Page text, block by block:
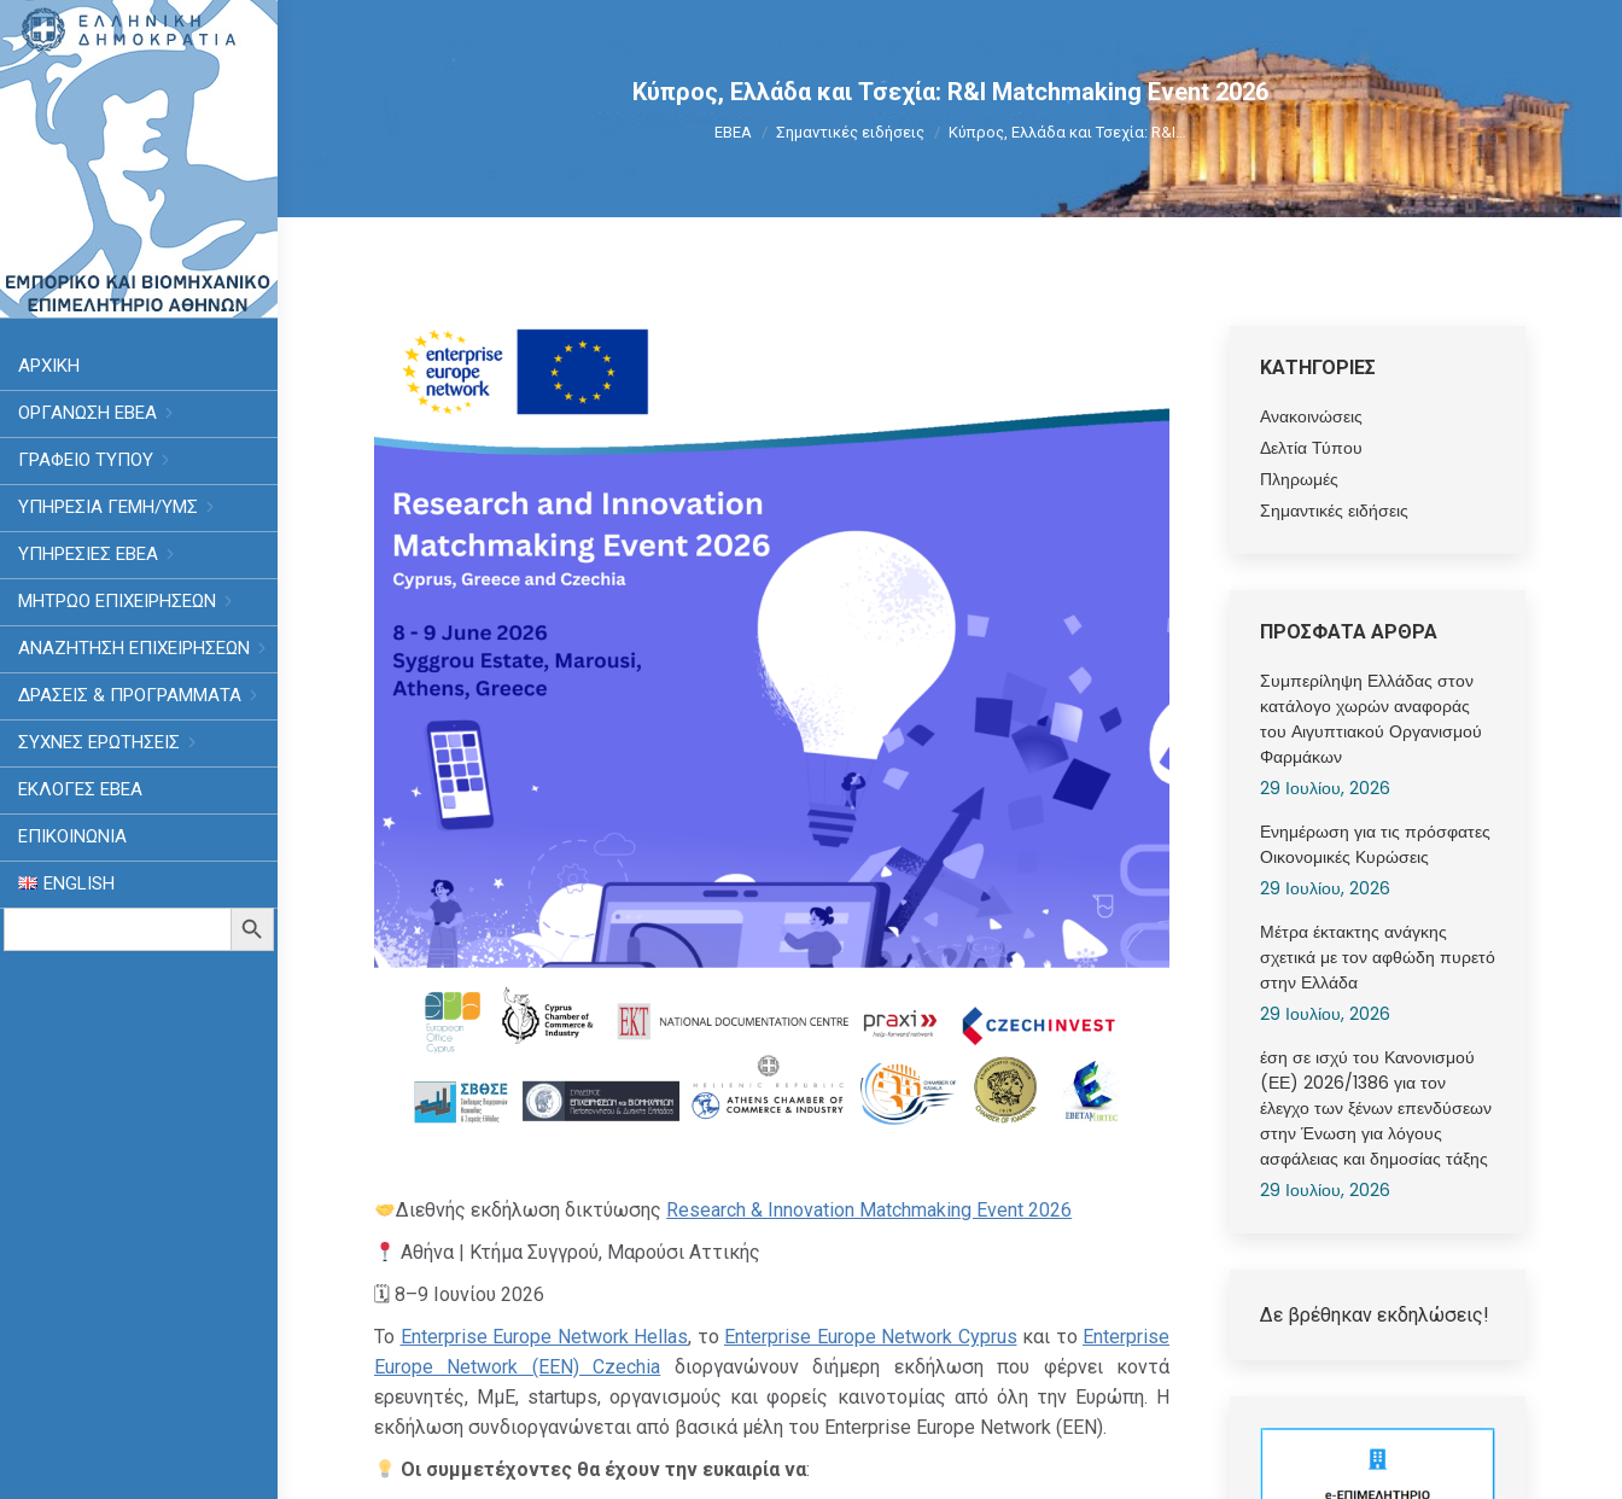
ΑΡΧΙΚΗ
ΟΡΓΑΝΩΣΗ ΕΒΕΑ
ΓΡΑΦΕΙΟ ΤΥΠΟΥ
ΥΠΗΡΕΣΊΑ ΓΕΜΗ/ΥΜΣ
ΥΠΗΡΕΣΙΕΣ ΕΒΕΑ
ΜΗΤΡΩΟ ΕΠΙΧΕΙΡΗΣΕΩΝ
ΑΝΑΖΗΤΗΣΗ ΕΠΙΧΕΙΡΗΣΕΩΝ
ΔΡΑΣΕΙΣ & ΠΡΟΓΡΑΜΜΑΤΑ
ΣΥΧΝΕΣ ΕΡΩΤΗΣΕΙΣ
ΕΚΛΟΓΈΣ ΕΒΕΑ
ΕΠΙΚΟΙΝΩΝΙΑ
ENGLISH
Search
Search Button
Κύπρος, Ελλάδα και Τσεχία: R&I Matchmaking Event 2026
You are here:
ΕΒΕΑ Σημαντικές ειδήσεις Κύπρος, Ελλάδα και Τσεχία: R&I…
Διεθνής εκδήλωση δικτύωσης Research & Innovation Matchmaking Event 2026
Αθήνα | Κτήμα Συγγρού, Μαρούσι Αττικής
🗓 8–9 Ιουνίου 2026
Το Enterprise Europe Network Hellas, το Enterprise Europe Network Cyprus και το Enterprise
Europe Network (EEN) Czechia διοργανώνουν διήμερη εκδήλωση που φέρνει κοντά
ερευνητές, ΜμΕ, startups, οργανισμούς και φορείς καινοτομίας από όλη την Ευρώπη. Η
εκδήλωση συνδιοργανώνεται από βασικά μέλη του Enterprise Europe Network (EEN).
Οι συμμετέχοντες θα έχουν την ευκαιρία να:
ΚΑΤΗΓΟΡΙΕΣ
Ανακοινώσεις
Δελτία Τύπου
Πληρωμές
Σημαντικές ειδήσεις
ΠΡΟΣΦΑΤΑ ΑΡΘΡΑ
Συμπερίληψη Ελλάδας στον
κατάλογο χωρών αναφοράς
του Αιγυπτιακού Οργανισμού
Φαρμάκων
29 Ιουλίου, 2026
Ενημέρωση για τις πρόσφατες
Οικονομικές Κυρώσεις
29 Ιουλίου, 2026
Μέτρα έκτακτης ανάγκης
σχετικά με τον αφθώδη πυρετό
στην Ελλάδα
29 Ιουλίου, 2026
έση σε ισχύ του Κανονισμού
(ΕΕ) 2026/1386 για τον
έλεγχο των ξένων επενδύσεων
στην Ένωση για λόγους
ασφάλειας και δημοσίας τάξης
29 Ιουλίου, 2026
Δε βρέθηκαν εκδηλώσεις!